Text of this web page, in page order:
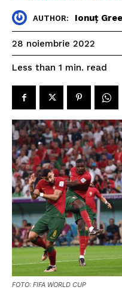
AUTHOR: Ionuț
28 noiembrie 2022
Less than 1 min. read
FOTO: FIFA WORLD CUP